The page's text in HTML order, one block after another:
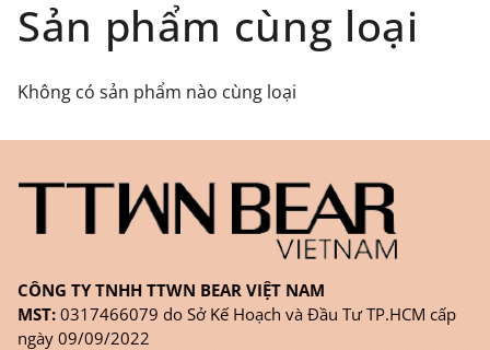
Đối tượng áp dụng: Khách hàng đặt
hàng ONLINE trên trangWEBSITE/
FANPAGE/ZALO/
Thời gian nhận hàng: Đối với đơn hàng Online tại
TPHCM, sản phẩm sẽ được giao sớm nhất là 1
ngày sau khi đặt.
Sản phẩm cùng loại
Không có sản phẩm nào cùng loại
CÔNG TY TNHH TTWN BEAR VIỆT NAM
MST: 0317466079 do Sở Kế Hoạch và Đầu Tư TP.HCM cấp
ngày 09/09/2022